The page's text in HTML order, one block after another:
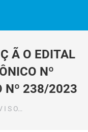
Ã O EDITAL
Nº
Nº 238/2023
I S O…